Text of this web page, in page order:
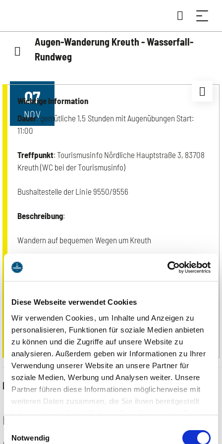
Diese Webseite verwendet Cookies
Wir verwenden Cookies, um Inhalte und Anzeigen zu
personalisieren, Funktionen für soziale Medien anbieten
zu können und die Zugriffe auf unsere Website zu
analysieren. Außerdem geben wir Informationen zu Ihrer
Verwendung unserer Website an unsere Partner für
soziale Medien, Werbung und Analysen weiter. Unsere
Partner führen diese Informationen möglicherweise mit
weiteren Daten zusammen, die Sie ihnen bereitgestellt
haben oder die Sie im Rahmen Ihrer Nutzung der Dienste
Cookies, wenn Sie unsere Webseite weiterhin nutzen.
Einwilligungsauswahl
Notwendig
Augen-Wanderung Kreuth - Wasserfall-
Rundweg
07
NOV
Wichtige Information
Dauer: gemütliche 1,5 Stunden mit Augenübungen Start:
11:00
Treffpunkt: Tourismusinfo Nördliche Hauptstraße 3, 83708
Kreuth (WC bei der Tourismusinfo)
Bushaltestelle der Linie 9550/9556
Beschreibung:
Wandern auf bequemen Wegen um Kreuth
Augenübungen mit Aussicht auf Wallberg und Blauberge
Aktivierung der Sehkraft durch Licht und Schatten
Ausrüstung : Wanderausrüstung, Getränk
Event Informationen